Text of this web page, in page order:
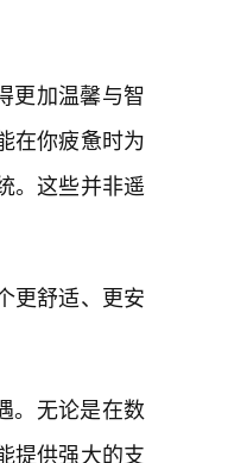
更加温馨与智
在你疲惫时为
。这些并非遥
更舒适、更安
。无论是在数
提供强大的支